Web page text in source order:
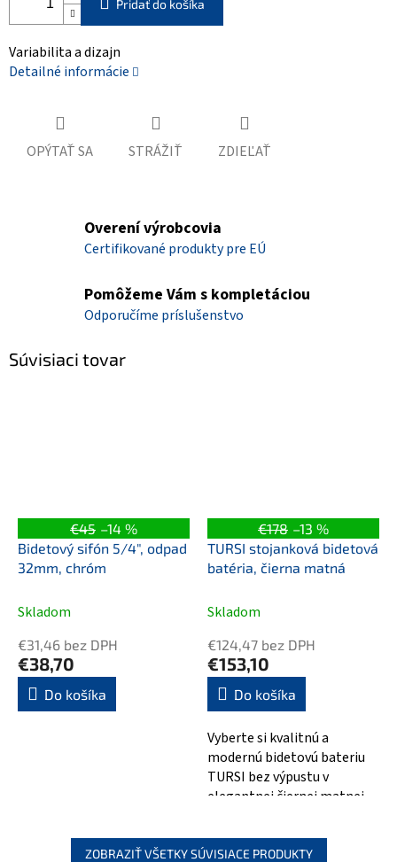
Pridať do košíka
Variabilita a dizajn
Detailné informácie
OPÝTAŤ SA STRÁŽIŤ ZDIEĽAŤ
Overení výrobcovia
Certifikované produkty pre EÚ
Pomôžeme Vám s kompletáciou
Odporučíme príslušenstvo
Súvisiaci tovar
€45 –14 %
Bidetový sifón 5/4", odpad
32mm, chróm
Skladom
€31,46 bez DPH
€38,70
Do košíka
€178 –13 %
TURSI stojanková bidetová
batéria, čierna matná
Skladom
€124,47 bez DPH
€153,10
Do košíka
Vyberte si kvalitnú a
modernú bidetovú bateriu
TURSI bez výpustu v
elegantnej čiernej matnej
batéria je ideálnou...
ZOBRAZIŤ VŠETKY SÚVISIACE PRODUKTY